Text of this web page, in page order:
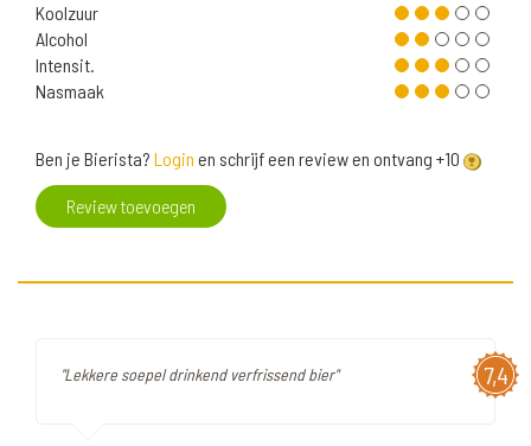
Koolzuur
Alcohol
Intensit.
Nasmaak
Ben je Bierista? Login en schrijf een review en ontvang +10
Review toevoegen
7,4
"Lekkere soepel drinkend verfrissend bier"